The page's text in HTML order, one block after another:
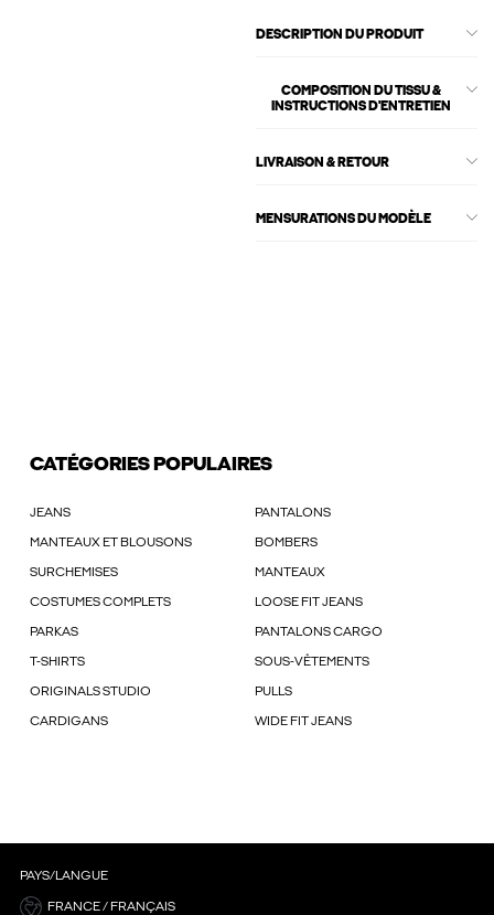
DESCRIPTION DU PRODUIT
COMPOSITION DU TISSU &
INSTRUCTIONS D'ENTRETIEN
LIVRAISON & RETOUR
MENSURATIONS DU MODÈLE
CATÉGORIES POPULAIRES
JEANS PANTALONS
MANTEAUX ET BLOUSONS BOMBERS
SURCHEMISES MANTEAUX
COSTUMES COMPLETS LOOSE FIT JEANS
PARKAS PANTALONS CARGO
T-SHIRTS SOUS-VÊTEMENTS
ORIGINALS STUDIO PULLS
CARDIGANS WIDE FIT JEANS
PAYS/LANGUE
FRANCE / FRANÇAIS